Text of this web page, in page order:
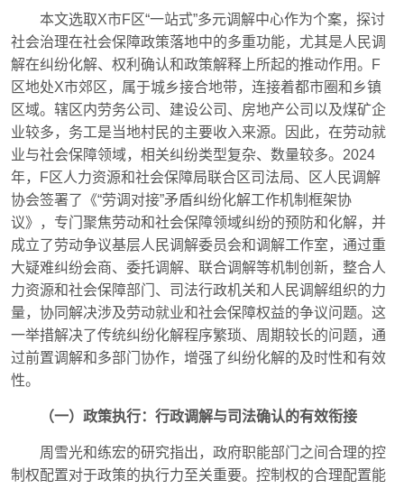
本文选取X市F区“一站式”多元调解中心作为个案，探讨
社会治理在社会保障政策落地中的多重功能，尤其是人民调
解在纠纷化解、权利确认和政策解释上所起的推动作用。F
区地处X市郊区，属于城乡接合地带，连接着都市圈和乡镇
区域。辖区内劳务公司、建设公司、房地产公司以及煤矿企
业较多，务工是当地村民的主要收入来源。因此，在劳动就
业与社会保障领域，相关纠纷类型复杂、数量较多。2024
年，F区人力资源和社会保障局联合区司法局、区人民调解
协会签署了《“劳调对接”矛盾纠纷化解工作机制框架协
议》，专门聚焦劳动和社会保障领域纠纷的预防和化解，并
成立了劳动争议基层人民调解委员会和调解工作室，通过重
大疑难纠纷会商、委托调解、联合调解等机制创新，整合人
力资源和社会保障部门、司法行政机关和人民调解组织的力
量，协同解决涉及劳动就业和社会保障权益的争议问题。这
一举措解决了传统纠纷化解程序繁琐、周期较长的问题，通
过前置调解和多部门协作，增强了纠纷化解的及时性和有效
性。
（一）政策执行：行政调解与司法确认的有效衔接
周雪光和练宏的研究指出，政府职能部门之间合理的控
制权配置对于政策的执行力至关重要。控制权的合理配置能